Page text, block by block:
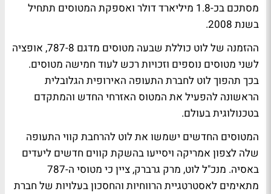
מסתכם בכ-1.8 מיליארד דולר ואספקת המטוסים תתחיל
בשנת 2008.
ההזמנה של לוט כוללת שבעה מטוסים מדגם 787-8, אופציה
לשני מטוסים נוספים וזכויות רכש לעוד חמישה מטוסים.
בכך תהפוך לוט לחברת התעופה האירופית הגלובלית
הראשונה להפעיל את המטוס האזרחי החדש והמתקדם
בטכנולוגית בעולם.
המטוסים החדשים ישמשו את לוט להרחבת קווי התעופה
שלה לצפון אמריקה ויסייעו בהשקת קווים חדשים ליעדים
באסיה. מנכ"ל לוט, מרק גרברק, ציין כי מטוסי ה-787
מתאימים לאסטרטגיית הרווחיות והחסכון בעלויות של חברת